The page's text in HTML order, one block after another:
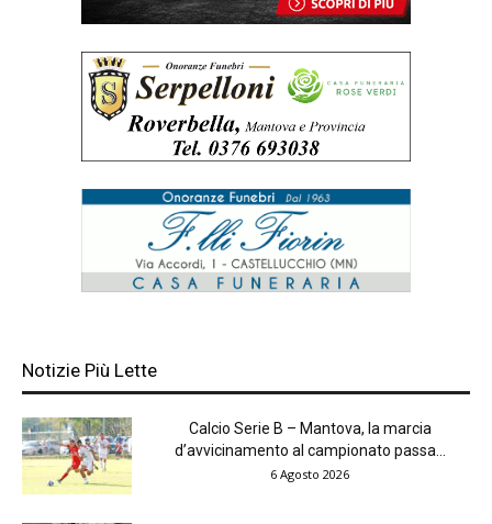
Notizie Più Lette
Calcio Serie B – Mantova, la marcia
d’avvicinamento al campionato passa...
6 Agosto 2026